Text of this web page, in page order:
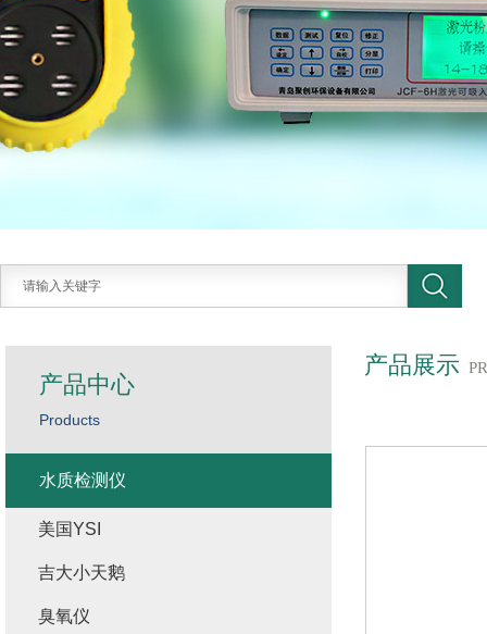
产品展示
产品中心
Products
水质检测仪
美国YSI
吉大小天鹅
臭氧仪